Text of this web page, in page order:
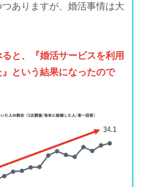
ありますが、婚活事情は大
と、『婚活サービスを利用
という結果になったので